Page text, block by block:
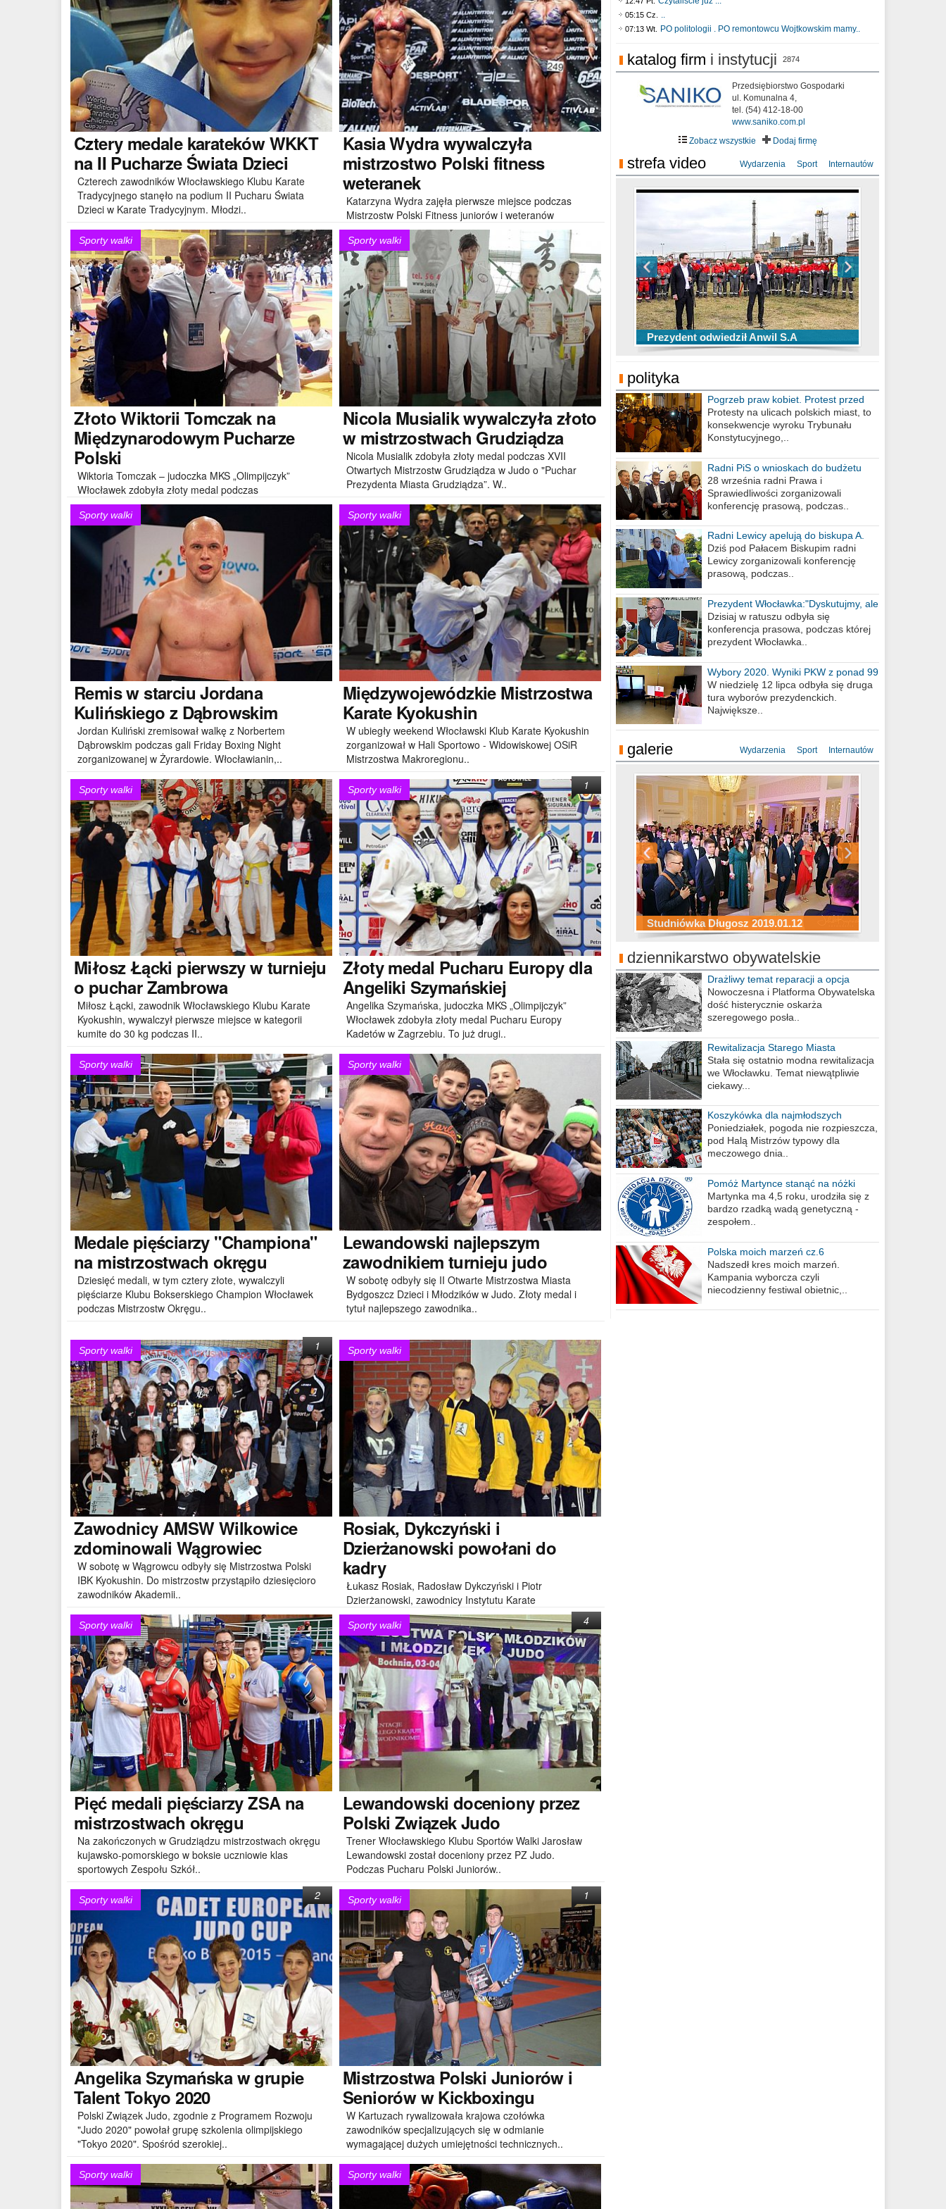
Czterymedale karateków WKKT
na II Pucharze Świata Dzieci
Czterech zawodników Włocławskiego Klubu Karate
Tradycyjnego stanęło na podium II Pucharu Świata
Dzieci w Karate Tradycyjnym. Młodzi..
KasiaWydra wywalczyła
mistrzostwo Polski fitness
weteranek
Katarzyna Wydra zajęła pierwsze miejsce podczas
Mistrzostw Polski Fitness juniorów i weteranów
zorganizowanych w Warszawie. Dla..
Sporty walki
ZłotoWiktorii Tomczak na
Międzynarodowym Pucharze
Polski
Wiktoria Tomczak – judoczka MKS „Olimpijczyk”
Włocławek zdobyła złoty medal podczas
Międzynarodowego Pucharu Polski Juniorek..
Sporty walki
Nicola Musialik wywalczyła złoto
w mistrzostwach Grudziądza
Nicola Musialik zdobyła złoty medal podczas XVII
Otwartych Mistrzostw Grudziądza w Judo o "Puchar
Prezydenta Miasta Grudziądza”. W..
Sporty walki
Remisw starciu Jordana
Kulińskiego z Dąbrowskim
Jordan Kuliński zremisował walkę z Norbertem
Dąbrowskim podczas gali Friday Boxing Night
zorganizowanej w Żyrardowie. Włocławianin,..
Sporty walki
MiędzywojewódzkieMistrzostwa
Karate Kyokushin
W ubiegły weekend Włocławski Klub Karate Kyokushin
zorganizował w Hali Sportowo - Widowiskowej OSiR
Mistrzostwa Makroregionu..
Sporty walki
MiłoszŁącki pierwszy w turnieju
o puchar Zambrowa
Miłosz Łącki, zawodnik Włocławskiego Klubu Karate
Kyokushin, wywalczył pierwsze miejsce w kategorii
kumite do 30 kg podczas II..
Sporty walki
Złotymedal Pucharu Europy dla
Angeliki Szymańskiej
Angelika Szymańska, judoczka MKS „Olimpijczyk”
Włocławek zdobyła złoty medal Pucharu Europy
Kadetów w Zagrzebiu. To już drugi..
1
Sporty walki
Medalepięściarzy "Championa"
na mistrzostwach okręgu
Dziesięć medali, w tym cztery złote, wywalczyli
pięściarze Klubu Bokserskiego Champion Włocławek
podczas Mistrzostw Okręgu..
Sporty walki
Lewandowski najlepszym
zawodnikiem turnieju judo
W sobotę odbyły się II Otwarte Mistrzostwa Miasta
Bydgoszcz Dzieci i Młodzików w Judo. Złoty medal i
tytuł najlepszego zawodnika..
Sporty walki
ZawodnicyAMSW Wilkowice
zdominowali Wągrowiec
W sobotę w Wągrowcu odbyły się Mistrzostwa Polski
IBK Kyokushin. Do mistrzostw przystąpiło dziesięcioro
zawodników Akademii..
1 Sporty walki
Rosiak, Dykczyński i
Dzierżanowski powołani do
kadry
Łukasz Rosiak, Radosław Dykczyński i Piotr
Dzierżanowski, zawodnicy Instytutu Karate
Tradycyjnego, po raz kolejny zostali powołani do..
Sporty walki
Pięćmedali pięściarzy ZSA na
mistrzostwach okręgu
Na zakończonych w Grudziądzu mistrzostwach okręgu
kujawsko-pomorskiego w boksie uczniowie klas
sportowych Zespołu Szkół..
Sporty walki
Lewandowski doceniony przez
Polski Związek Judo
Trener Włocławskiego Klubu Sportów Walki Jarosław
Lewandowski został doceniony przez PZ Judo.
Podczas Pucharu Polski Juniorów..
4
Sporty walki
Angelika Szymańska w grupie
Talent Tokyo 2020
Polski Związek Judo, zgodnie z Programem Rozwoju
"Judo 2020" powołał grupę szkolenia olimpijskiego
"Tokyo 2020". Spośród szerokiej..
2 Sporty walki
Mistrzostwa Polski Juniorów i
Seniorów w Kickboxingu
W Kartuzach rywalizowała krajowa czołówka
zawodników specjalizujących się w odmianie
wymagającej dużych umiejętności technicznych..
1
Sporty walki Sporty walki
05:15 Cz. ..
07:13 Wt. PO politologii . PO remontowcu Wojtkowskim mamy..
katalog firm i instytucji 2874
Przedsiębiorstwo Gospodarki
ul. Komunalna 4,
tel. (54) 412-18-00
www.saniko.com.pl
Zobacz wszystkie
Dodaj firmę
strefa video Wydarzenia Sport Internautów
Prezydent odwiedził Anwil S.A
TOP 10 przechwytów Anwilu Włocławek
w EBL w sezonie 2019/2020
TOP 5 rzutów Anwilu Włocławek w BCL
w sezonie 2019/2020
Ni To Ponk - W oczach mamy strach
sixf33t .Last Year DRONE FOOTAGE
Włocławek
XXIII Sesja Rady Miasta Włocławek VIII
kadencji w dniu 09.06.2020 r.
polityka
Pogrzeb praw kobiet. Protest przed
biurem poselskim PiS
Protesty na ulicach polskich miast, to
konsekwencje wyroku Trybunału
Konstytucyjnego,..
Radni PiS o wnioskach do budżetu
miasta na 2021 rok
28 września radni Prawa i
Sprawiedliwości zorganizowali
konferencję prasową, podczas..
Radni Lewicy apelują do biskupa A.
Wiesława Meringa
Dziś pod Pałacem Biskupim radni
Lewicy zorganizowali konferencję
prasową, podczas..
Prezydent Włocławka:"Dyskutujmy, ale
nie obrażajmy się”
Dzisiaj w ratuszu odbyła się
konferencja prasowa, podczas której
prezydent Włocławka..
Wybory 2020. Wyniki PKW z ponad 99
procent obwodów
W niedzielę 12 lipca odbyła się druga
tura wyborów prezydenckich.
Największe..
galerie Wydarzenia Sport Internautów
Studniówka Długosz 2019.01.12
ZS Budowlanych 2019.01.12
Studniówka LZK 2019.01.11
Studniówka Kopernik 2019.01.11
Studniówka LMK 2019.01.05
Studniówka ZS Ekonomicznych
2019.01.05
dziennikarstwo obywatelskie
Drażliwy temat reparacji a opcja
berlińska
Nowoczesna i Platforma Obywatelska
dość histerycznie oskarża
szeregowego posła..
Rewitalizacja Starego Miasta
Stała się ostatnio modna rewitalizacja
we Włocławku. Temat niewątpliwie
ciekawy...
Koszykówka dla najmłodszych
Poniedziałek, pogoda nie rozpieszcza,
pod Halą Mistrzów typowy dla
meczowego dnia..
Pomóż Martynce stanąć na nóżki
Martynka ma 4,5 roku, urodziła się z
bardzo rzadką wadą genetyczną -
zespołem..
Polska moich marzeń cz.6
Nadszedł kres moich marzeń.
Kampania wyborcza czyli
niecodzienny festiwal obietnic,..